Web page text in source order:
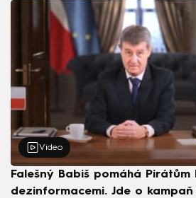
Video
Falešný Babiš pomáhá Pirátům
dezinformacemi. Jde o